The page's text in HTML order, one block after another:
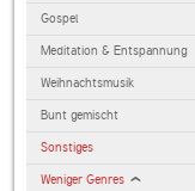
Gospel
Meditation & Entspannung
Weihnachtsmusik
Bunt gemischt
Sonstiges
Weniger Genres